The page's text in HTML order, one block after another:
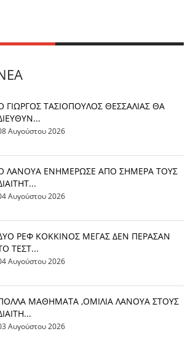
ΓΙΩΡΓΟΣ ΤΑΣΙΟΠΟΥΛΟΣ ΘΕΣΣΑΛΙΑΣ ΘΑ
Αυγούστου 2026
ΛΑΝΟΥΑ ΕΝΗΜΕΡΩΣΕ ΑΠΟ ΣΗΜΕΡΑ ΤΟΥΣ
Αυγούστου 2026
ΡΕΦ ΚΟΚΚΙΝΟΣ ΜΕΓΑΣ ΔΕΝ ΠΕΡΑΣΑΝ
ΤΕΣΤ...
Αυγούστου 2026
ΜΑΘΗΜΑΤΑ ,ΟΜΙΛΙΑ ΛΑΝΟΥΑ ΣΤΟΥΣ
Αυγούστου 2026